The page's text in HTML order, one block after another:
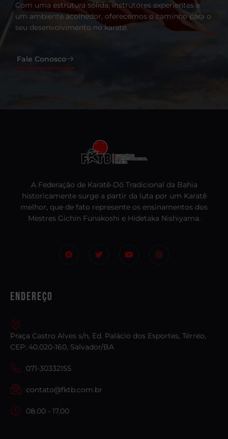
Com uma estrutura sólida, instrutores experientes e
um ambiente acolhedor, oferecemos o caminho para o
seu desenvolvimento no karate.
Fale Conosco
A Federação de Karatê-Dô Tradicional da Bahia
historicamente surge a partir da luta por um Karatê
melhor, que de fato represente os ensinamentos dos
Mestres Gichin Funakoshi e Hidetaka Nishiyama.
Endereço
Praça Castro Alves s/n, Ed. Palácio dos Esportes, Térreo,
CEP: 40.020-160, Salvador/BA
071-30332155
contato@fktb.com.br
08.00 - 17.00